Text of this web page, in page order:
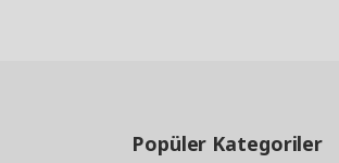
Popüler Kategoriler